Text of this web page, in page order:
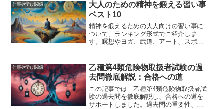
仕事や学び関係
大人のための精神を鍛える習い事
ベスト10
精神を鍛えるための大人向けの習い事に
ついて、ランキング形式でご紹介しま
す。瞑想やヨガ、武道、アート、スポー
毎日を送りましょう。
仕事や学び関係
乙種第4類危険物取扱者試験の過
去問徹底解説：合格への道
この記事では、乙種第4類危険物取扱者試
験の過去問を徹底解説し、合格への道を
サポートしました。過去問の重要性、入